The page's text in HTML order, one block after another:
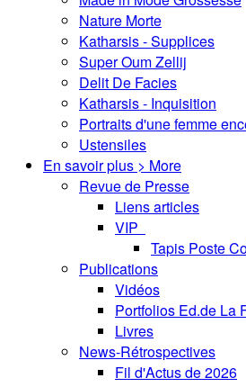
Nature Morte
Katharsis - Supplices
Super Oum Zellij
Delit De Facies
Katharsis - Inquisition
Portraits d'une femme
Ustensiles
En savoir plus > More
Revue de Presse
Liens articles
VIP
Tapis Poste
Publications
Vidéos
Portfolios Ed.de La
Livres
News-Rétrospectives
Fil d'Actus de 2026